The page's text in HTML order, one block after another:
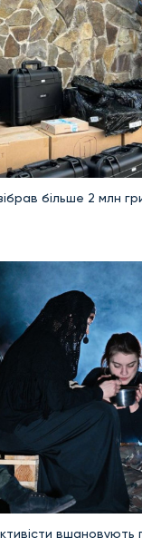
більше 2 млн
вшановують